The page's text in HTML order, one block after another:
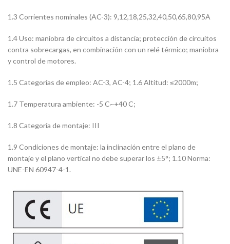
1.3 Corrientes nominales (AC-3): 9,12,18,25,32,40,50,65,80,95A
1.4 Uso: maniobra de circuitos a distancia; protección de circuitos
contra sobrecargas, en combinación con un relé térmico; maniobra
y control de motores.
1.5 Categorías de empleo: AC-3, AC-4; 1.6 Altitud: ≤2000m;
1.7 Temperatura ambiente: -5 C~+40 C;
1.8 Categoría de montaje: III
1.9 Condiciones de montaje: la inclinación entre el plano de
montaje y el plano vertical no debe superar los ±5°; 1.10 Norma:
UNE-EN 60947-4-1.